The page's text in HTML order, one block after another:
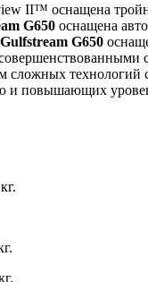
II™ оснащена
G650 оснащена
Gulfstream G650
технологий
повышающих